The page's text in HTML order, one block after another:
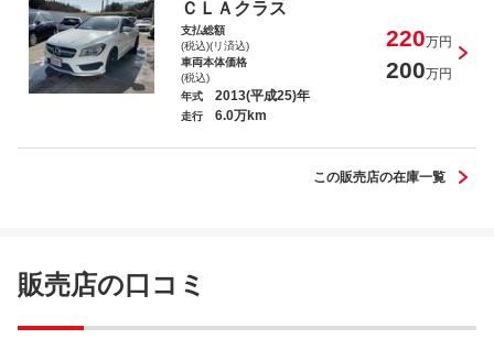
プジョー ２０６ ＲＣ
ＣＬＡクラス
支払総額
(税込)(リ済込)
220万円
車両本体価格
(税込)
200万円
年式 2013(平成25)年
走行 6.0万km
この販売店の在庫一覧
販売店の口コミ